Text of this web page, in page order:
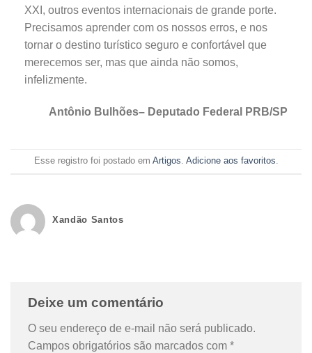
XXI, outros eventos internacionais de grande porte.
Precisamos aprender com os nossos erros, e nos
tornar o destino turístico seguro e confortável que
merecemos ser, mas que ainda não somos,
infelizmente.
Antônio Bulhões– Deputado Federal PRB/SP
Esse registro foi postado em Artigos. Adicione aos favoritos.
Xandão Santos
Deixe um comentário
O seu endereço de e-mail não será publicado.
Campos obrigatórios são marcados com *